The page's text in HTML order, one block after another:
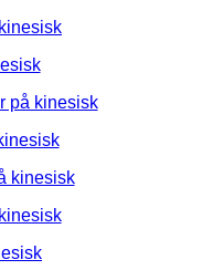
på kinesisk
kinesisk